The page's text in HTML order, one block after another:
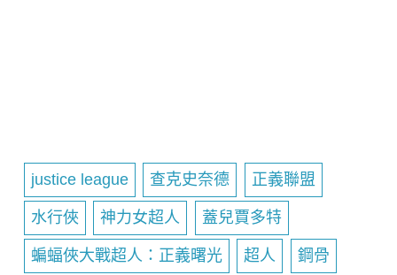
justice league 查克史奈德 正義聯盟
水行俠 神力女超人 蓋兒賈多特
蝙蝠俠大戰超人：正義曙光 超人 鋼骨